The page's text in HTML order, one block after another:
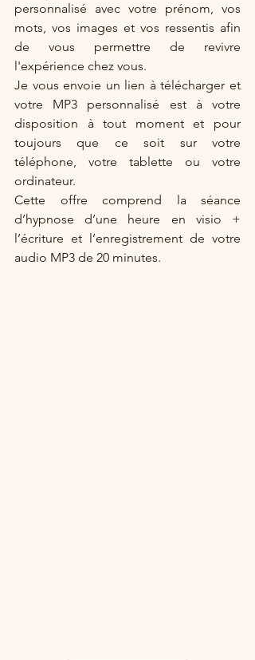
personnalisé avec votre prénom, vos
mots, vos images et vos ressentis afin
de vous permettre de revivre
l'expérience chez vous.
Je vous envoie un lien à télécharger et
votre MP3 personnalisé est à votre
disposition à tout moment et pour
toujours que ce soit sur votre
téléphone, votre tablette ou votre
ordinateur.
Cette offre comprend la séance
d’hypnose d’une heure en visio +
l’écriture et l’enregistrement de votre
audio MP3 de 20 minutes.